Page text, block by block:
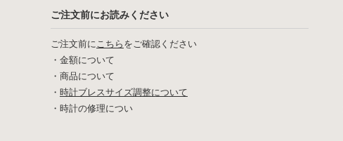
ご注文前にお読みください
ご注文前にこちら をご確認ください
・ 金額について
・ 商品について
・ 時計ブレスサイズ調整について
・ 時計の修理につい